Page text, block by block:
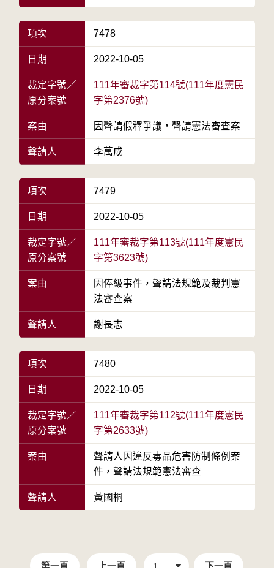
項次 7478
日期 2022-10-05
裁定字號／
原分案號
111年審裁字第114號(111年度憲民
字第2376號)
案由 因聲請假釋爭議，聲請憲法審查案
聲請人 李萬成
項次 7479
日期 2022-10-05
裁定字號／
原分案號
111年審裁字第113號(111年度憲民
字第3623號)
案由
因俸級事件，聲請法規範及裁判憲
法審查案
聲請人 謝長志
項次 7480
日期 2022-10-05
裁定字號／
原分案號
111年審裁字第112號(111年度憲民
字第2633號)
案由
聲請人因違反毒品危害防制條例案
件，聲請法規範憲法審查
聲請人 黃國桐